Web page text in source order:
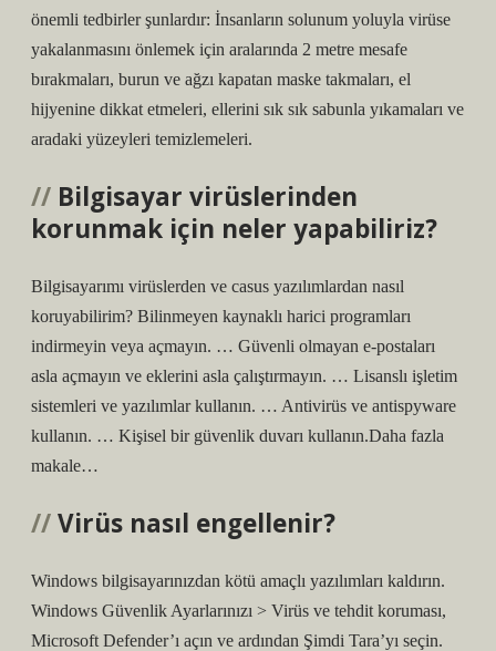
önemli tedbirler şunlardır: İnsanların solunum yoluyla virüse
yakalanmasını önlemek için aralarında 2 metre mesafe
bırakmaları, burun ve ağzı kapatan maske takmaları, el
hijyenine dikkat etmeleri, ellerini sık sık sabunla yıkamaları ve
aradaki yüzeyleri temizlemeleri.
Bilgisayar virüslerinden
korunmak için neler yapabiliriz?
Bilgisayarımı virüslerden ve casus yazılımlardan nasıl
koruyabilirim? Bilinmeyen kaynaklı harici programları
indirmeyin veya açmayın. … Güvenli olmayan e-postaları
asla açmayın ve eklerini asla çalıştırmayın. … Lisanslı işletim
sistemleri ve yazılımlar kullanın. … Antivirüs ve antispyware
kullanın. … Kişisel bir güvenlik duvarı kullanın.Daha fazla
makale…
Virüs nasıl engellenir?
Windows bilgisayarınızdan kötü amaçlı yazılımları kaldırın.
Windows Güvenlik Ayarlarınızı > Virüs ve tehdit koruması,
Microsoft Defender’ı açın ve ardından Şimdi Tara’yı seçin.